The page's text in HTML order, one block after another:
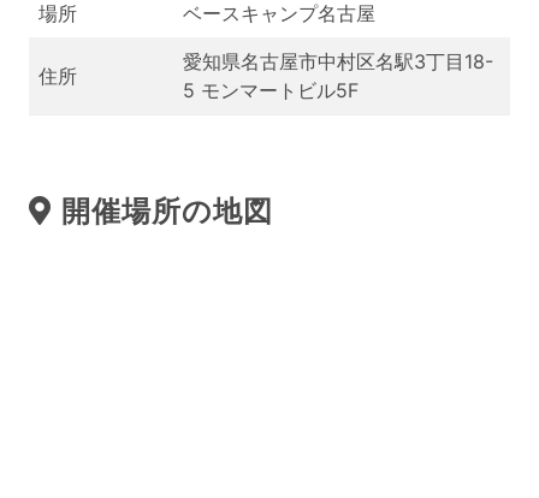
場所
ベースキャンプ名古屋
住所
愛知県名古屋市中村区名駅3丁目18-
5 モンマートビル5F
開催場所の地図